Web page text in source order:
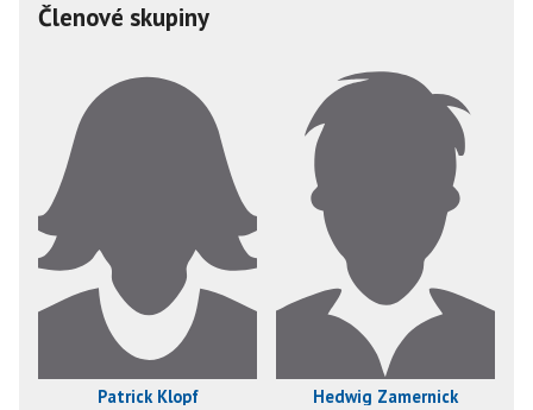
Členové skupiny
Patrick Klopf Hedwig Zamernick